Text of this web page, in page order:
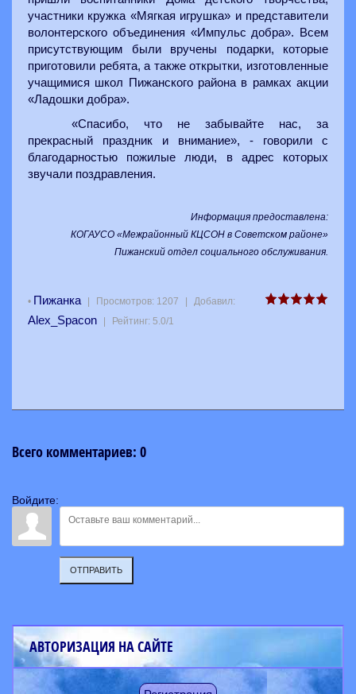
участники кружка «Мягкая игрушка» и представители
волонтерского объединения «Импульс добра». Всем
присутствующим были вручены подарки, которые
приготовили ребята, а также открытки, изготовленные
учащимися школ Пижанского района в рамках акции
«Ладошки добра».
«Спасибо, что не забывайте нас, за
прекрасный праздник и внимание», - говорили с
благодарностью пожилые люди, в адрес которых
звучали поздравления.
Информация предоставлена:
КОГАУСО «Межрайонный КЦСОН в Советском районе»
Пижанский отдел социального обслуживания.
• Пижанка Просмотров: 1207 Добавил:
Alex_Spacon Рейтинг: 5.0/1
Всего комментариев: 0
Войдите:
ОТПРАВИТЬ
АВТОРИЗАЦИЯ НА САЙТЕ